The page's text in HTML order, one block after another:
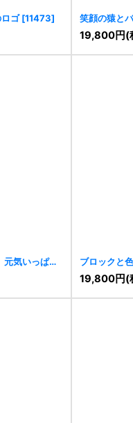
ロゴ [11473] 笑顔の猿と
19,800円(
気いっぱい
ブロックと
ロゴ[11331]
19,800円(